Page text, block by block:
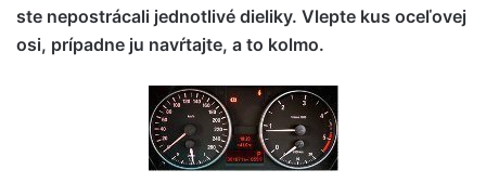
ste nepostrácali jednotlivé dieliky. Vlepte kus oceľovej
osi, prípadne ju navŕtajte, a to kolmo.